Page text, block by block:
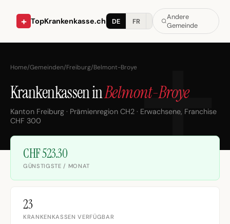
+ TopKrankenkasse.ch DE FR
Andere
Gemeinde
Home/Gemeinden/Freiburg/Belmont-Broye
Krankenkassen inBelmont-Broye
Kanton Freiburg · Prämienregion CH2 · Erwachsene, Franchise
CHF 300
CHF 523.30
GÜNSTIGSTE / MONAT
23
KRANKENKASSEN VERFÜGBAR